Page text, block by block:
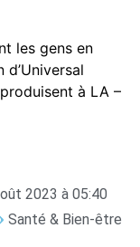
les gens en
à LA –
2023 à 05:40
Santé & Bien-être